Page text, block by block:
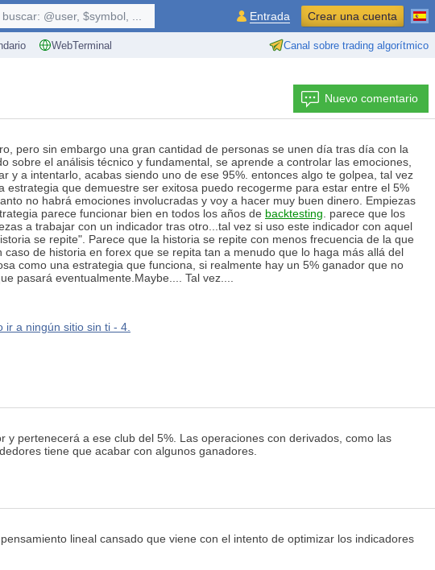
WebTerminal Canal sobre trading algorítmico
@user, $symbol, ... Entrada Crear una cuenta
Nuevo comentario
pero sin embargo una gran cantidad de personas se unen día tras día con la
sobre el análisis técnico y fundamental, se aprende a controlar las emociones,
a intentarlo, acabas siendo uno de ese 95%. entonces algo te golpea, tal vez
que demuestre ser exitosa puedo recogerme para estar entre el 5%
no habrá emociones involucradas y voy a hacer muy buen dinero. Empiezas
parece funcionar bien en todos los años de backtesting. parece que los
a trabajar con un indicador tras otro...tal vez si uso este indicador con aquel
se repite". Parece que la historia se repite con menos frecuencia de la que
de historia en forex que se repita tan a menudo que lo haga más allá del
como una estrategia que funciona, si realmente hay un 5% ganador que no
pasará eventualmente.Maybe.... Tal vez....
ir a ningún sitio sin ti - 4.
pertenecerá a ese club del 5%. Las operaciones con derivados, como las
tiene que acabar con algunos ganadores.
lineal cansado que viene con el intento de optimizar los indicadores